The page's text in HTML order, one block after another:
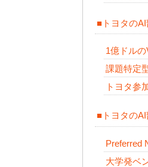
■トヨタの
1億ドルの
課題特定
トヨタ参
■トヨタの
Preferred
大学発ベ